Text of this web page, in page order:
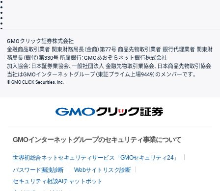
会社案内
GMOクリック証券株式会社
金融商品取引業者 関東財務局長（金商）第77号 商品先物取引業者 銀行代理業者 関東財
務局長（銀代）第330号 所属銀行：GMOあおぞらネット銀行株式会社
加入協会：日本証券業協会、一般社団法人 金融先物取引業協会、日本商品先物取引協会
当社はGMOインターネットグループ（東証プライム上場9449）のメンバーです。
© GMO CLICK Securities, Inc.
GMOインターネットグループのセキュリティ事業について
世界初総合ネットセキュリティサービス「GMOセキュリティ24」
パスワード漏洩診断
Webサイトリスク診断
セキュリティ相談AIチャットボット